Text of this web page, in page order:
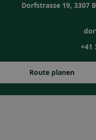
Dorfstrasse 19, 3307
+41
Route planen